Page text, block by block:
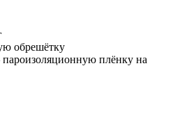
обрешётку
плёнку на